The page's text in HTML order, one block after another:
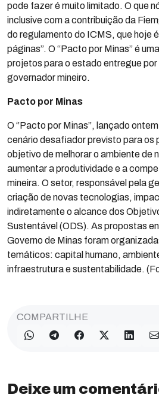
pode fazer é muito limitado. O que
inclusive com a contribuição da
do regulamento do ICMS, que hoje
páginas”. O “Pacto por Minas” é
projetos para o estado entregue por
governador mineiro.
Pacto por Minas
O ‘’Pacto por Minas’’, lançado
cenário desafiador previsto para os
objetivo de melhorar o ambiente de
aumentar a produtividade e a
mineira. O setor, responsável pela
criação de novas tecnologias,
indiretamente o alcance dos
Sustentável (ODS). As propostas
Governo de Minas foram
temáticos: capital humano,
infraestrutura e sustentabilidade.
COMPARTILHE
Deixe um